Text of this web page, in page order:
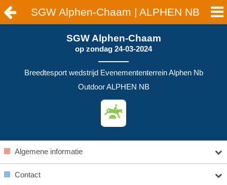
SGW Alphen-Chaam | ALPHEN NB
SGW Alphen-Chaam
op zondag 24-03-2024
Breedtesport wedstrijd Evenemententerrein Alphen Nb
Outdoor ALPHEN NB
Algemene informatie
Contact